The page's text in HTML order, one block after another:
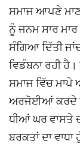
ਸਮਾਜ ਆਪਣੇ
ਨੂੰ ਜਨਮ ਸਾਰ
ਸੰਗਿਆ ਦਿੱਤੀ
ਵਿਡੰਬਨਾ ਰਹੀ
ਸਮਾਜ ਵਿੱਚ
ਅਰਜੋਈਆਂ ਕਰਦੇ
ਧੀਆਂ ਘਰ ਵਾਸਤੇ
ਬਰਕਤਾਂ ਦਾ